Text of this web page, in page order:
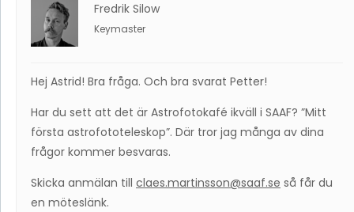
Fredrik Silow
Keymaster
Hej Astrid! Bra fråga. Och bra svarat Petter!
Har du sett att det är Astrofotokafé ikväll i SAAF? ”Mitt
första astrofototeleskop”. Där tror jag många av dina
frågor kommer besvaras.
Skicka anmälan till claes.martinsson@saaf.se så får du
en möteslänk.